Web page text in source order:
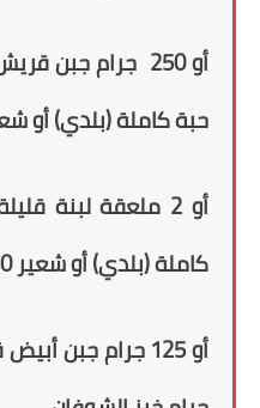
أو 250 جرام جبن قريش +
حبة كاملة(بلدي)أو
أو 2 ملعقة لبنة
كاملة(بلدي)أو شعير